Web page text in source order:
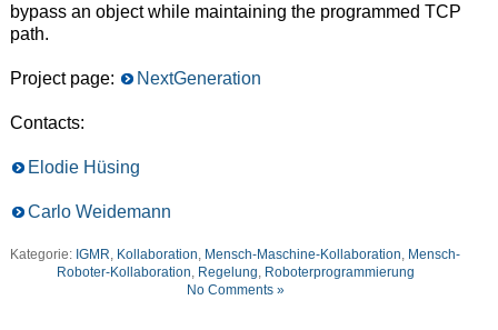
bypass an object while maintaining the programmed TCP
path.
Project page: NextGeneration
Contacts:
Elodie Hüsing
Carlo Weidemann
Kategorie: IGMR Kollaboration Mensch-Maschine-Kollaboration Mensch-
Roboter-Kollaboration Regelung Roboterprogrammierung
No Comments »